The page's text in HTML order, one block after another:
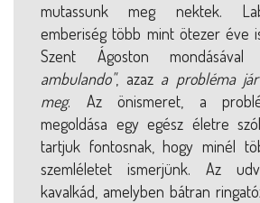
mutassunk meg nektek.
emberiség több mint ötezer éve
Szent Ágoston
ambulando", azaz a probléma
meg. Az önismeret, a
megoldása egy egész életre
tartjuk fontosnak, hogy minél
szemléletet ismerjünk. Az
kavalkád, amelyben bátran